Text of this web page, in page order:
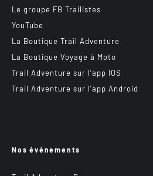
Le groupe FB Trailistes
YouTube
La Boutique Trail Adventure
La Boutique Voyage à Moto
Trail Adventure sur l’app IOS
Trail Adventure sur l’app Android
Nos événements